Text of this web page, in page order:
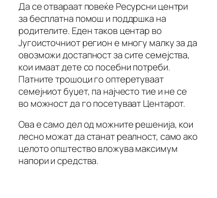
Да се отвараат повеќе Ресурсни центри
за бесплатна помош и поддршка на
родителите. Еден таков центар во
Југоисточниот регион е многу малку за да
овозможи достапност за сите семејства,
кои имаат дете со посебни потреби.
Патните трошоци го оптеретуваат
семејниот буџет, па најчесто тие и не се
во можност да го посетуваат Центарот.
Ова е само дел од можните решенија, кои
лесно можат да станат реалност, само ако
целото општество вложува максимум
напори и средства.